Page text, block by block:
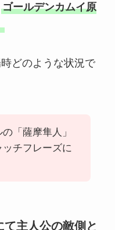
ゴールデンカムイ原
どのような状況で
「薩摩隼人」
チフレーズに
主人公の敵側と